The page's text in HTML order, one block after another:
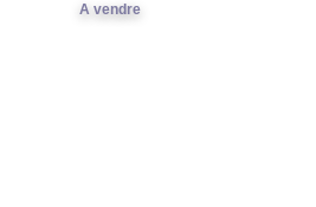
A vendre